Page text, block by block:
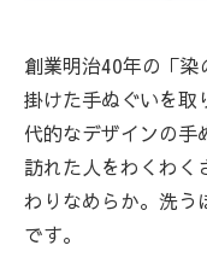
創業明治40年の「
掛けた手ぬぐいを取
代的なデザインの手
訪れた人をわくわく
わりなめらか。洗う
です。